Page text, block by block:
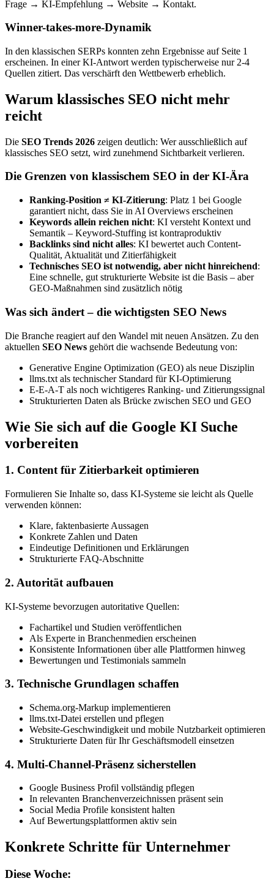
Frage → KI-Empfehlung → Website → Kontakt.
Winner-takes-more-Dynamik
In den klassischen SERPs konnten zehn Ergebnisse auf Seite 1
erscheinen. In einer KI-Antwort werden typischerweise nur 2-4
Quellen zitiert. Das verschärft den Wettbewerb erheblich.
Warum klassisches SEO nicht mehr
reicht
Die SEO Trends 2026 zeigen deutlich: Wer ausschließlich auf
klassisches SEO setzt, wird zunehmend Sichtbarkeit verlieren.
Die Grenzen von klassischem SEO in der KI-Ära
Ranking-Position ≠ KI-Zitierung: Platz 1 bei Google
garantiert nicht, dass Sie in AI Overviews erscheinen
Keywords allein reichen nicht: KI versteht Kontext und
Semantik – Keyword-Stuffing ist kontraproduktiv
Backlinks sind nicht alles: KI bewertet auch Content-
Qualität, Aktualität und Zitierfähigkeit
Technisches SEO ist notwendig, aber nicht hinreichend:
Eine schnelle, gut strukturierte Website ist die Basis – aber
GEO-Maßnahmen sind zusätzlich nötig
Was sich ändert – die wichtigsten SEO News
Die Branche reagiert auf den Wandel mit neuen Ansätzen. Zu den
aktuellen SEO News gehört die wachsende Bedeutung von:
Generative Engine Optimization (GEO) als neue Disziplin
llms.txt als technischer Standard für KI-Optimierung
E-E-A-T als noch wichtigeres Ranking- und Zitierungssignal
Strukturierten Daten als Brücke zwischen SEO und GEO
Wie Sie sich auf die Google KI Suche
vorbereiten
1. Content für Zitierbarkeit optimieren
Formulieren Sie Inhalte so, dass KI-Systeme sie leicht als Quelle
verwenden können:
Klare, faktenbasierte Aussagen
Konkrete Zahlen und Daten
Eindeutige Definitionen und Erklärungen
Strukturierte FAQ-Abschnitte
2. Autorität aufbauen
KI-Systeme bevorzugen autoritative Quellen:
Fachartikel und Studien veröffentlichen
Als Experte in Branchenmedien erscheinen
Konsistente Informationen über alle Plattformen hinweg
Bewertungen und Testimonials sammeln
3. Technische Grundlagen schaffen
Schema.org-Markup implementieren
llms.txt-Datei erstellen und pflegen
Website-Geschwindigkeit und mobile Nutzbarkeit optimieren
Strukturierte Daten für Ihr Geschäftsmodell einsetzen
4. Multi-Channel-Präsenz sicherstellen
Google Business Profil vollständig pflegen
In relevanten Branchenverzeichnissen präsent sein
Social Media Profile konsistent halten
Auf Bewertungsplattformen aktiv sein
Konkrete Schritte für Unternehmer
Diese Woche: